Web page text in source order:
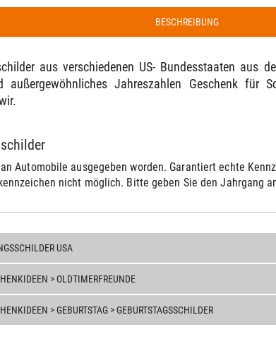
BESCHREIBUNG
aus verschiedenen US- Bundesstaaten aus
außergewöhnliches Jahreszahlen Geschenk für
Automobile ausgegeben worden. Garantiert echte
nicht möglich. Bitte geben Sie den Jahrgang
USA
> OLDTIMERFREUNDE
> GEBURTSTAG > GEBURTSTAGSSCHILDER